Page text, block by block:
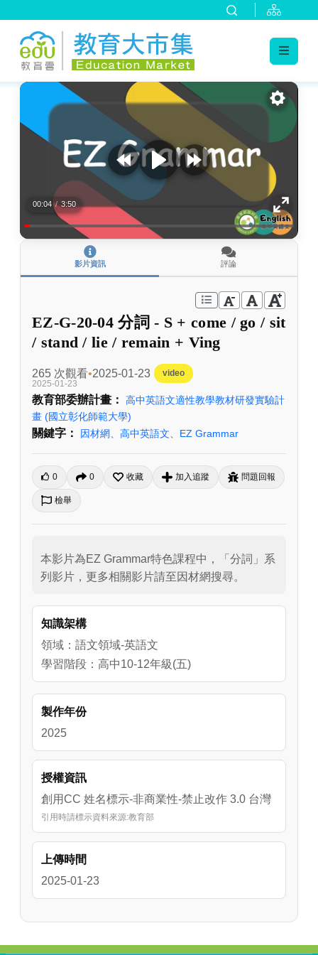
:::
00:04 / 3:50
影片資訊 評論
EZ-G-20-04 分詞 - S + come / go / sit
/ stand / lie / remain + Ving
265 次觀看 2025-01-23
video
2025-01-23
教育部委辦計畫：
高中英語文適性教學教材研發實驗計
畫 (國立彰化師範大學)
關鍵字： 因材網 高中英語文 EZ Grammar
0 0 收藏 加入追蹤 問題回報
檢舉
本影片為EZ Grammar特色課程中，「分詞」系
列影片，更多相關影片請至因材網搜尋。
知識架構
領域：語文領域-英語文
學習階段：高中10-12年級(五)
製作年份
2025
授權資訊
創用CC 姓名標示-非商業性-禁止改作 3.0 台灣
引用時請標示資料來源:教育部
上傳時間
2025-01-23